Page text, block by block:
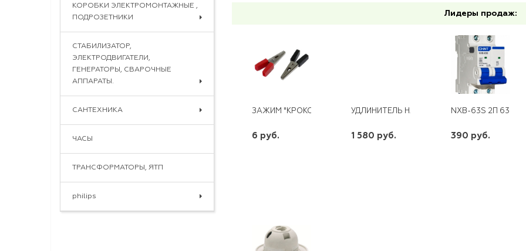
КОРОБКИ ЭЛЕКТРОМОНТАЖНЫЕ ,
ПОДРОЗЕТНИКИ
СТАБИЛИЗАТОР,
ЭЛЕКТРОДВИГАТЕЛИ,
ГЕНЕРАТОРЫ, СВАРОЧНЫЕ
АППАРАТЫ.
САНТЕХНИКА
ЧАСЫ
ТРАНСФОРМАТОРЫ, ЯТП
philips
Лидеры продаж:
ЗАЖИМ "КРОКОДИЛ" 35ММ
6 руб.
УДЛИНИТЕЛЬ НА КАТУШКЕ Б/З 4*20 М, 2*0.75
1 580 руб.
NXB-63S 2П 63 А
390 руб.